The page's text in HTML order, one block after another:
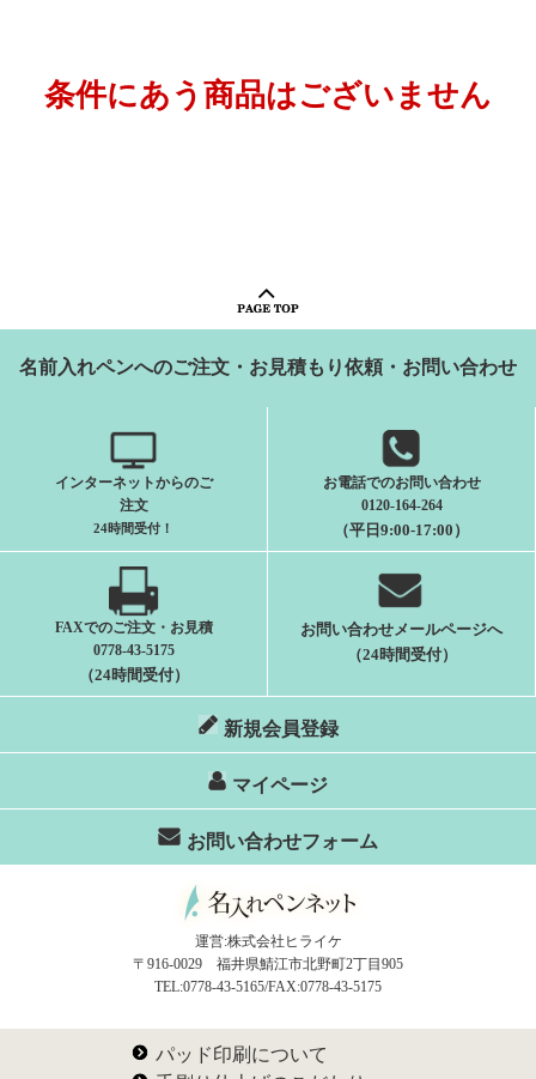
条件にあう商品はございません
名前入れペンへのご注文・お見積もり依頼・お問い合わせ
インターネットからのご
注文
24時間受付 ！
お電話でのお問い合わせ
0120-164-264
（平日9:00-17:00）
FAXでのご注文・お見積
0778-43-5175
（24時間受付）
お問い合わせメールページへ
（24時間受付）
新規会員登録
マイページ
お問い合わせフォーム
運営:株式会社ヒライケ
〒916-0029 福井県鯖江市北野町2丁目905
TEL:0778-43-5165/FAX:0778-43-5175
パッド印刷について